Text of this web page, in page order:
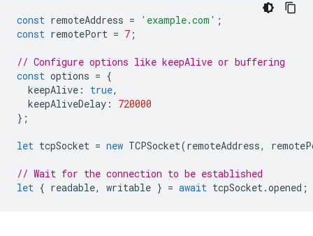
const remoteAddress = 'example.com' ;
const remotePort = 7 ;
// Configure options like keepAlive or buffering
const options = {
keepAlive : true,
keepAliveDelay :
720000
};
let tcpSocket = new TCPSocket(remoteAddress,
// Wait for the connection to be established
let { readable, writable } = await tcpSocket.opened ;